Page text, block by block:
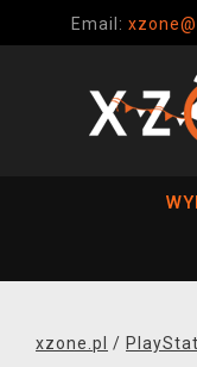
Email:
xzone.pl /